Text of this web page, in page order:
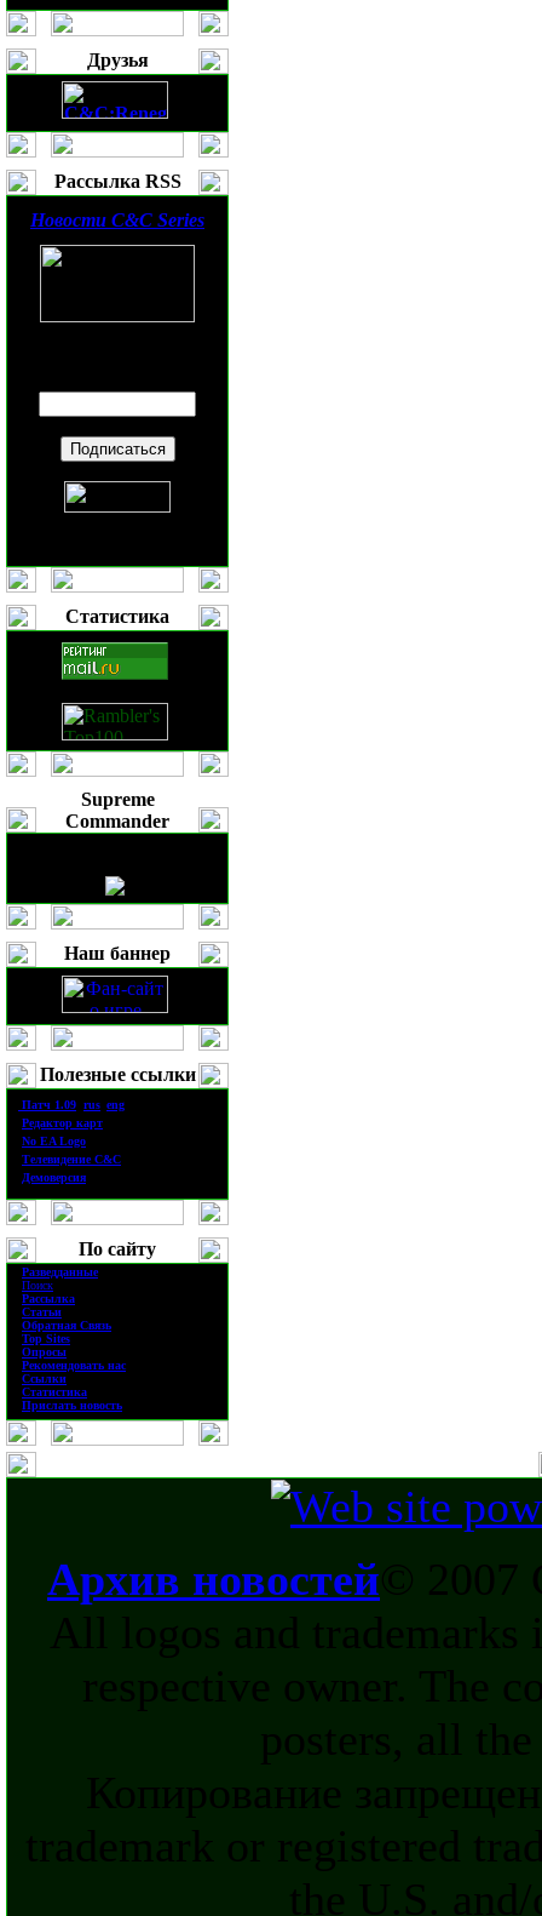
Друзья
Рассылка RSS
Новости C&C Series
Статистика
Supreme
Commander
Наш баннер
Полезные ссылки
Патч 1.09 rus eng
Редактор карт
No EA Logo
ТелевидениеC&C
Демоверсия
По сайту
Разведданные
Поиск
Рассылка
Статьи
Обратная Связь
Top Sites
Опросы
Рекомендовать нас
Ссылки
Статистика
Прислать новость
Архив новостей© 2007
All logos and
respective owner. The
posters, all
Копирование
trademark or registered
the U.S.